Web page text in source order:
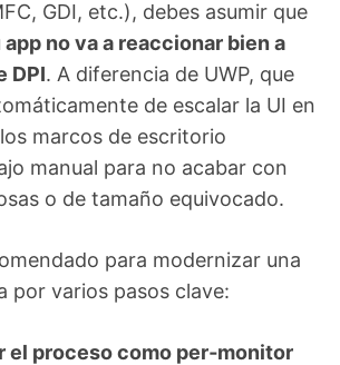
GDI, etc.), debes asumir que
no va a reaccionar bien a
DPI. A diferencia de UWP, que
de escalar la UI en
marcos de escritorio
manual para no acabar con
o de tamaño equivocado.
para modernizar una
por varios pasos clave:
el proceso como per‑monitor